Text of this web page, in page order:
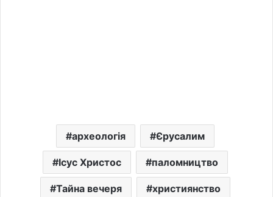
археологія Єрусалим
Ісус Христос паломництво
Тайна вечеря християнство